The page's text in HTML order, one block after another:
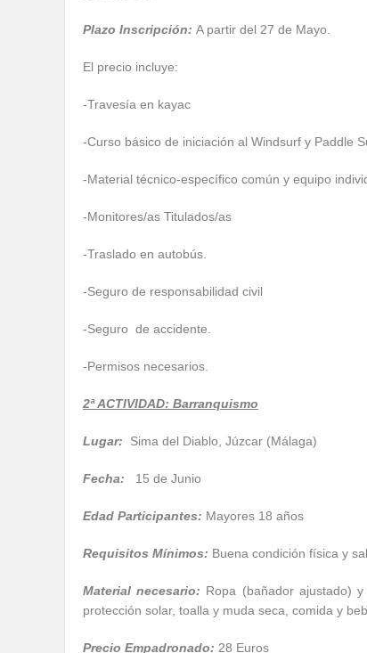
Plazo Inscripción: A partir del 27 de Mayo.
El precio incluye:
-Travesía en kayac
-Curso básico de iniciación al Windsurf y Paddle
-Material técnico-específico común y equipo
-Monitores/as Titulados/as
-Traslado en autobús.
-Seguro de responsabilidad civil
-Seguro de accidente.
-Permisos necesarios.
2ª ACTIVIDAD: Barranquismo
Lugar: Sima del Diablo, Júzcar (Málaga)
Fecha: 15 de Junio
Edad Participantes: Mayores 18 años
Requisitos Mínimos: Buena condición física y
Material necesario: Ropa (bañador ajustado)
protección solar, toalla y muda seca, comida y
Precio Empadronado: 28 Euros